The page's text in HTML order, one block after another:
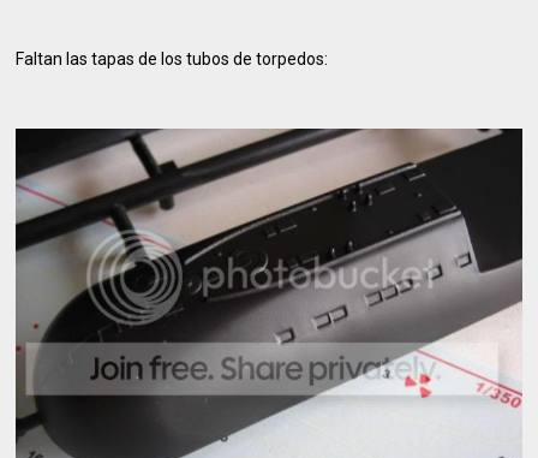
Faltan las tapas de los tubos de torpedos: